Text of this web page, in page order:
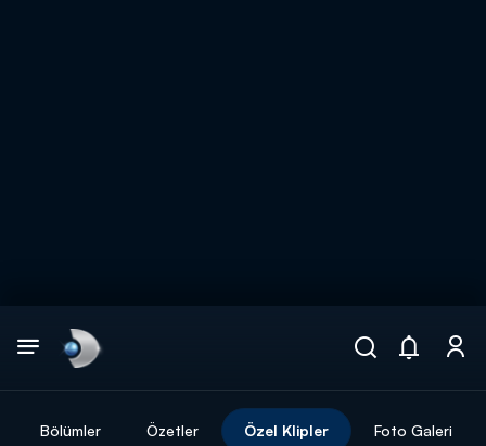
Bölümler Özetler Özel Klipler Foto Galeri